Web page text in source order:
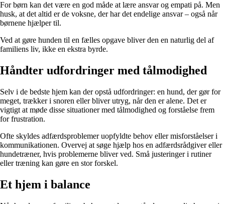
For børn kan det være en god måde at lære ansvar og empati på. Men
husk, at det altid er de voksne, der har det endelige ansvar – også når
børnene hjælper til.
Ved at gøre hunden til en fælles opgave bliver den en naturlig del af
familiens liv, ikke en ekstra byrde.
Håndter udfordringer med tålmodighed
Selv i de bedste hjem kan der opstå udfordringer: en hund, der gør for
meget, trækker i snoren eller bliver utryg, når den er alene. Det er
vigtigt at møde disse situationer med tålmodighed og forståelse frem
for frustration.
Ofte skyldes adfærdsproblemer uopfyldte behov eller misforståelser i
kommunikationen. Overvej at søge hjælp hos en adfærdsrådgiver eller
hundetræner, hvis problemerne bliver ved. Små justeringer i rutiner
eller træning kan gøre en stor forskel.
Et hjem i balance